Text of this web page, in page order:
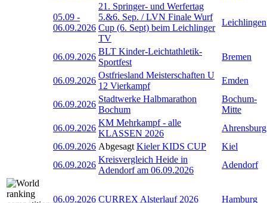
05.09 -
06.09.2026
21. Springer- und Werfertag
5.&6. Sep. / LVN Finale Wurf
Cup (6. Sept) beim Leichlinger
TV
Leichlingen
06.09.2026
BLT Kinder-Leichtathletik-
Sportfest
Bremen
06.09.2026
Ostfriesland Meisterschaften U
12 Vierkampf
Emden
06.09.2026
Stadtwerke Halbmarathon
Bochum
Bochum-
Mitte
06.09.2026
KM Mehrkampf - alle
KLASSEN 2026
Ahrensburg
06.09.2026 Abgesagt Kieler KIDS CUP
Kiel
06.09.2026
Kreisvergleich Heide in
Adendorf am 06.09.2026
Adendorf
06.09.2026 CURREX Alsterlauf 2026 Hamburg